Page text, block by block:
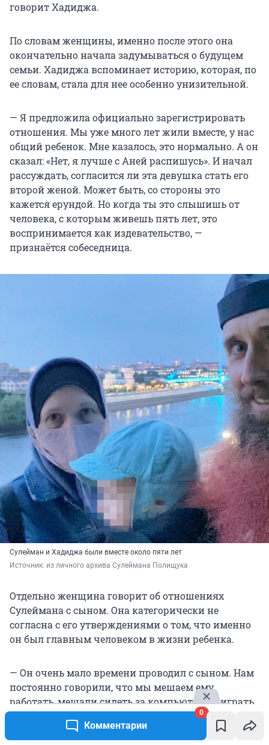
Комментарии
0
говорит Хадиджа.
По словам женщины, именно после этого она
окончательно начала задумываться о будущем
семьи. Хадиджа вспоминает историю, которая, по
ее словам, стала для нее особенно унизительной.
— Я предложила официально зарегистрировать
отношения. Мы уже много лет жили вместе, у нас
общий ребенок. Мне казалось, это нормально. А он
сказал: «Нет, я лучше с Аней распишусь». И начал
рассуждать, согласится ли эта девушка стать его
второй женой. Может быть, со стороны это
кажется ерундой. Но когда ты это слышишь от
человека, с которым живешь пять лет, это
воспринимается как издевательство, —
признаётся собеседница.
Сулейман и Хадиджа были вместе около пяти лет
Источник: из личного архива Сулеймана Полищука
Отдельно женщина говорит об отношениях
Сулеймана с сыном. Она категорически не
согласна с его утверждениями о том, что именно
он был главным человеком в жизни ребенка.
— Он очень мало времени проводил с сыном. Нам
постоянно говорили, что мы мешаем ему
работать, мешали сидеть за компьютером, играть,
мешали заниматься своими делами. Иногда он
мог накричать на ребенка, оттолкнуть его. Мог